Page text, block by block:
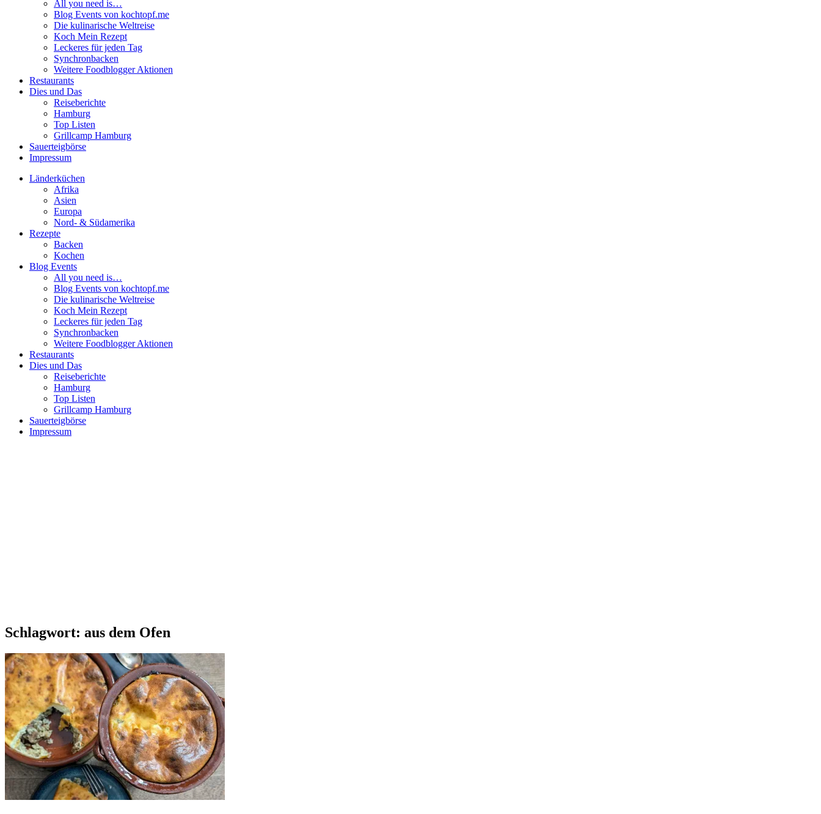
All you need is…
Blog Events von kochtopf.me
Die kulinarische Weltreise
Koch Mein Rezept
Leckeres für jeden Tag
Synchronbacken
Weitere Foodblogger Aktionen
Restaurants
Dies und Das
Reiseberichte
Hamburg
Top Listen
Grillcamp Hamburg
Sauerteigbörse
Impressum
Länderküchen
Afrika
Asien
Europa
Nord- & Südamerika
Rezepte
Backen
Kochen
Blog Events
All you need is…
Blog Events von kochtopf.me
Die kulinarische Weltreise
Koch Mein Rezept
Leckeres für jeden Tag
Synchronbacken
Weitere Foodblogger Aktionen
Restaurants
Dies und Das
Reiseberichte
Hamburg
Top Listen
Grillcamp Hamburg
Sauerteigbörse
Impressum
Schlagwort: aus dem Ofen